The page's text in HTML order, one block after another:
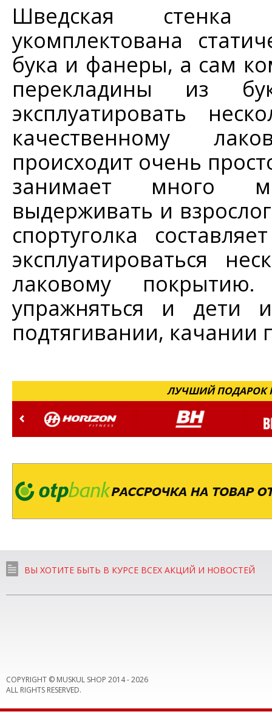
Шведская
укомплектована
бука и фанеры, а сам
перекладины из
эксплуатировать
качественному
происходит очень
занимает много
выдерживать и
спортуголка
эксплуатироваться
лаковому
упражняться и дети
подтягивании, качании
ЛУЧШИЙ ПОДАРОК
ВЫ ХОТИТЕ БЫТЬ В КУРСЕ ВСЕХ АКЦИЙ И НОВОСТЕЙ
COPYRIGHT © MUSKUL SHOP 2014 -2026
ALL RIGHTS RESERVED.